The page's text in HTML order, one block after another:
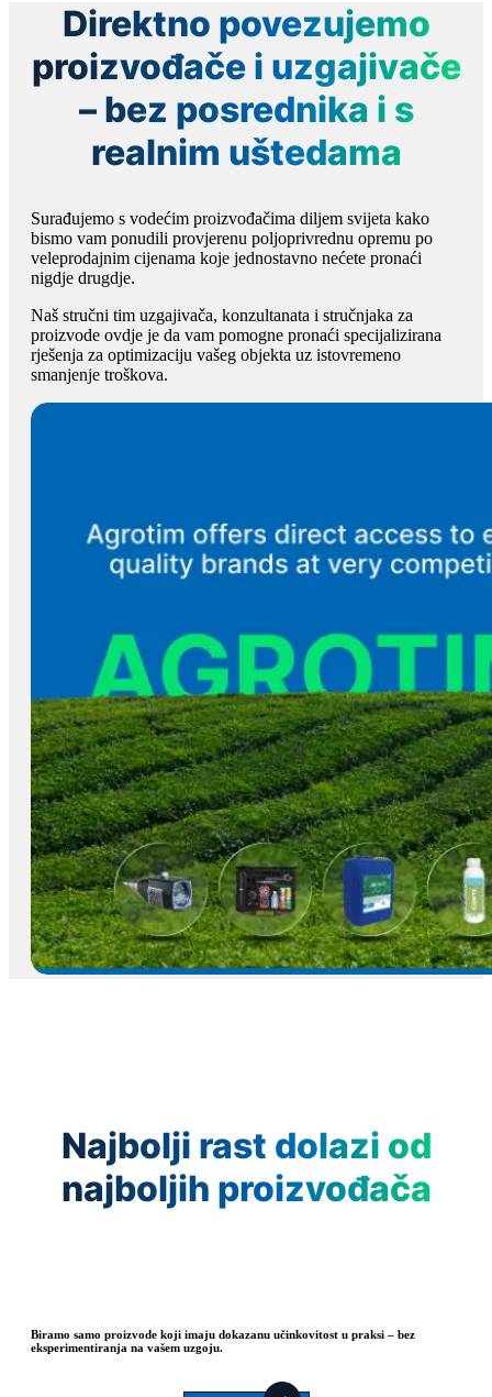
Direktno povezujemo
proizvođače i uzgajivače
– bez posrednika i s
realnim uštedama
Surađujemo s vodećim proizvođačima diljem svijeta kako
bismo vam ponudili provjerenu poljoprivrednu opremu po
veleprodajnim cijenama koje jednostavno nećete pronaći
nigdje drugdje.
Naš stručni tim uzgajivača, konzultanata i stručnjaka za
proizvode ovdje je da vam pomogne pronaći specijalizirana
rješenja za optimizaciju vašeg objekta uz istovremeno
smanjenje troškova.
Najbolji rast dolazi od
najboljih proizvođača
Biramo samo proizvode koji imaju dokazanu učinkovitost u praksi – bez
eksperimentiranja na vašem uzgoju.